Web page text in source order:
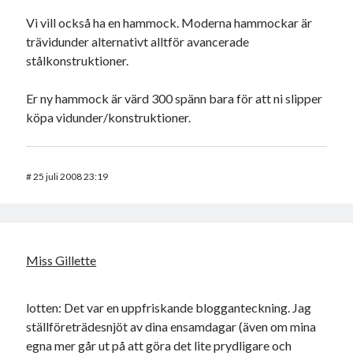
Vi vill också ha en hammock. Moderna hammockar är
trävidunder alternativt alltför avancerade
stålkonstruktioner.
Er ny hammock är värd 300 spänn bara för att ni slipper
köpa vidunder/konstruktioner.
#25 juli 2008 23:19
Miss Gillette
lotten: Det var en uppfriskande blogganteckning. Jag
ställföreträdesnjöt av dina ensamdagar (även om mina
egna mer går ut på att göra det lite prydligare och